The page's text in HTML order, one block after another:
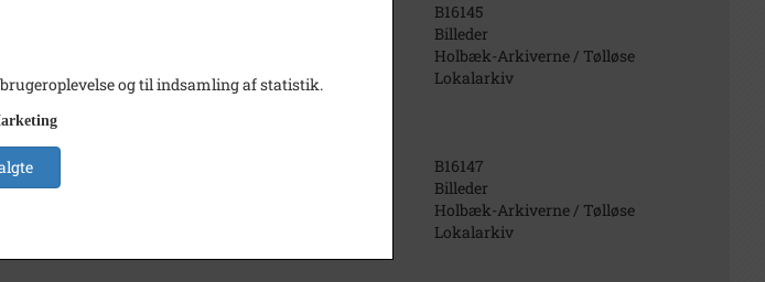
17, 4350 Ugerløse
B16145
Billeder
Holbæk-Arkiverne / Tølløse
Lokalarkiv
B16147
Billeder
Holbæk-Arkiverne / Tølløse
Lokalarkiv
og til indsamling af statistik.